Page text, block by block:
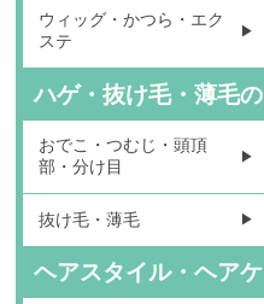
ウィッグ・かつら・エク
ステ
ハゲ・抜け毛・薄毛
おでこ・つむじ・頭頂
部・分け目
抜け毛・薄毛
ヘアスタイル・ヘア